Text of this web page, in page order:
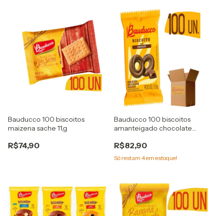
Bauducco 100 biscoitos
maizena sache 11,g
R$74,90
Bauducco 100 biscoitos
amanteigado chocolate
R$82,90
Só restam 4em estoque!